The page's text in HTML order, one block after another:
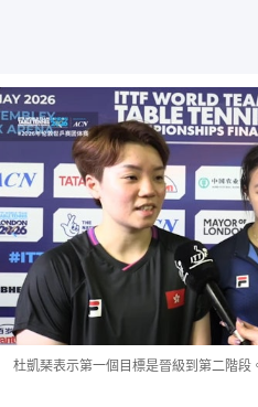
杜凱琹表示第一個目標是晉級到第二階段